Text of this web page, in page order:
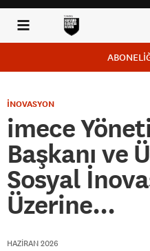
İNOVASYON
imece
Başkanı ve
Sosyal
Üzerine...
HAZIRAN 2026